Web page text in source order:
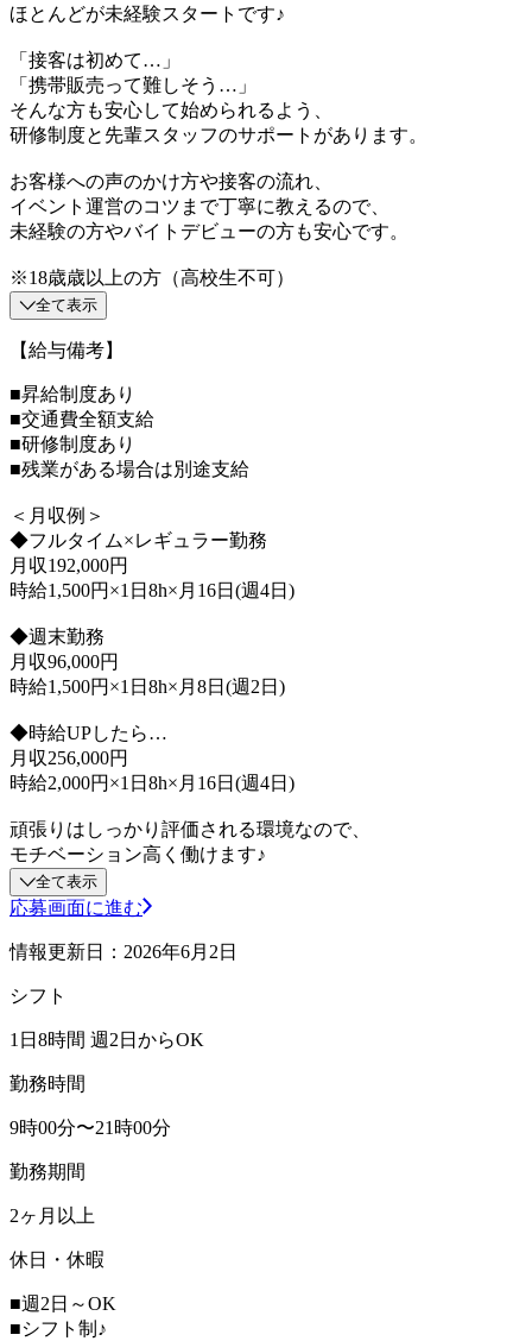
ほとんどが未経験スタートです♪
「接客は初めて…」
「携帯販売って難しそう…」
そんな方も安心して始められるよう、
研修制度と先輩スタッフのサポートがあります。
お客様への声のかけ方や接客の流れ、
イベント運営のコツまで丁寧に教えるので、
未経験の方やバイトデビューの方も安心です。
※18歳歳以上の方（高校生不可）
全て表示
【給与備考】
■昇給制度あり
■交通費全額支給
■研修制度あり
■残業がある場合は別途支給
＜月収例＞
◆フルタイム×レギュラー勤務
月収192,000円
時給1,500円×1日8h×月16日(週4日)
◆週末勤務
月収96,000円
時給1,500円×1日8h×月8日(週2日)
◆時給UPしたら…
月収256,000円
時給2,000円×1日8h×月16日(週4日)
頑張りはしっかり評価される環境なので、
モチベーション高く働けます♪
全て表示
応募画面に進む
情報更新日：2026年6月2日
シフト
1日8時間 週2日からOK
勤務時間
9時00分〜21時00分
勤務期間
2ヶ月以上
休日・休暇
■週2日～OK
■シフト制♪